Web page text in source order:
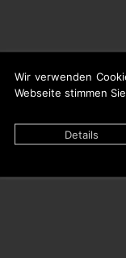
Wir verwenden
Webseite stimmen
Details